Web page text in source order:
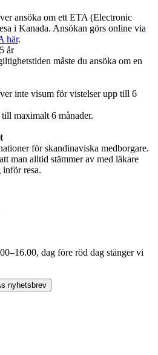
ansöka om ett ETA (Electronic
i Kanada. Ansökan görs online via
här.
år
måste du ansöka om en
inte visum för vistelser upp till 6
maximalt 6 månader.
för skandinaviska medborgare.
man alltid stämmer av med läkare
resa.
dag före röd dag stänger vi
nyhetsbrev